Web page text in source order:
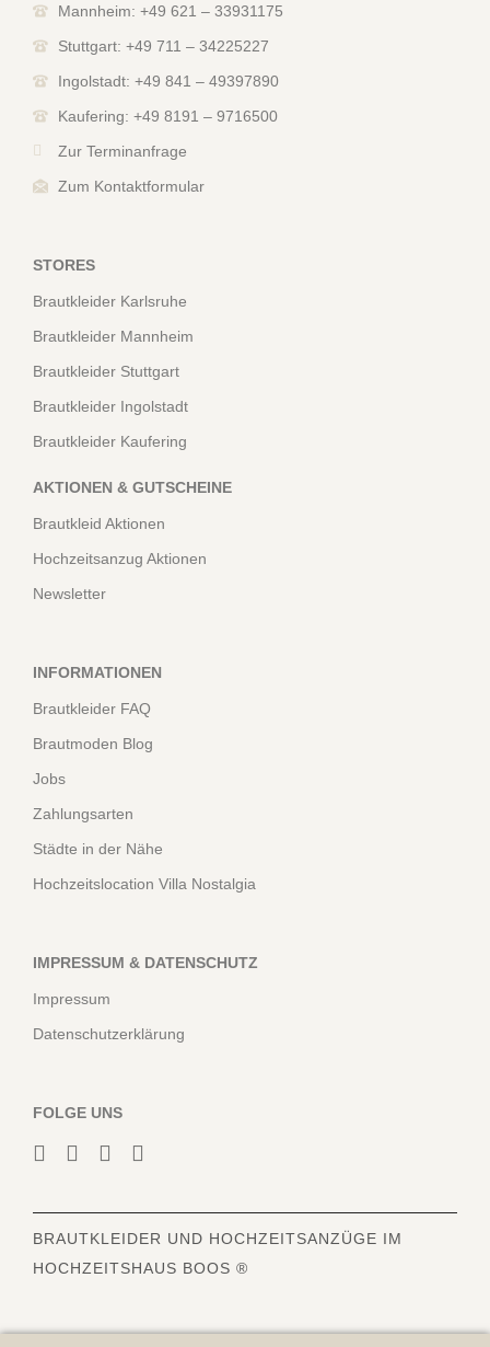
Mannheim: +49 621 – 33931175
Stuttgart: +49 711 – 34225227
Ingolstadt: +49 841 – 49397890
Kaufering: +49 8191 – 9716500
Zur Terminanfrage
Zum Kontaktformular
STORES
Brautkleider Karlsruhe
Brautkleider Mannheim
Brautkleider Stuttgart
Brautkleider Ingolstadt
Brautkleider Kaufering
AKTIONEN & GUTSCHEINE
Brautkleid Aktionen
Hochzeitsanzug Aktionen
Newsletter
INFORMATIONEN
Brautkleider FAQ
Brautmoden Blog
Jobs
Zahlungsarten
Städte in der Nähe
Hochzeitslocation Villa Nostalgia
IMPRESSUM & DATENSCHUTZ
Impressum
Datenschutzerklärung
FOLGE UNS
BRAUTKLEIDER UND HOCHZEITSANZÜGE IM
HOCHZEITSHAUS BOOS ®